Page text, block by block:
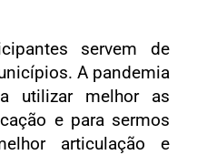
servem de
A pandemia
utilizar melhor as
e para sermos
articulação e